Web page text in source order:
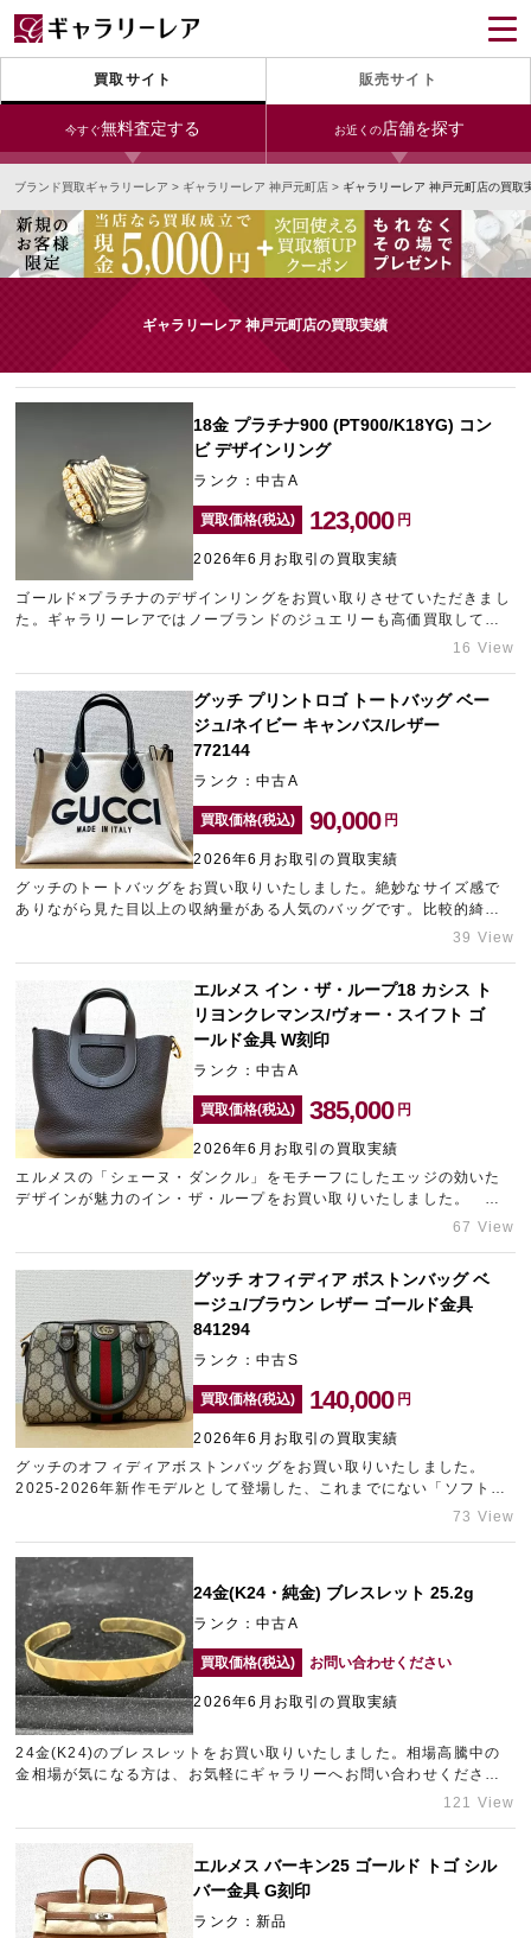
買取サイト 販売サイト
今すぐ無料査定する お近くの店舗を探す
今すぐLINE査定
24時間受付（対応時間10:00～19:00）
宅配買取を申し込む
無料の宅配キットをお届けします
今すぐ電話査定
受付時間 10:00～19:00
銀座本店 青山表参道店 新宿東口店
小田急新宿店
心斎橋本店 東心斎橋店
なんば店 神戸元町(三宮)店 LAB大阪
中野ブロードウェイ
宅配買取を申し込む
無料の宅配キットをお届けします
ブランド買取ギャラリーレア > ギャラリーレア 神戸元町店 > ギャラリーレア 神戸元町店の買取
ギャラリーレア 神戸元町店の買取実績
18金 プラチナ900 (PT900/K18YG) コン
ビ デザインリング
ランク：中古A
買取価格(税込) 123,000 円
2026年6月お取引の買取実績
ゴールド×プラチナのデザインリングをお買い取りさせていただきまし
た。ギャラリーレアではノーブランドのジュエリーも高価買取してい
ます。一時期に比べ、ゴールドもプラチナも価格が落ち着いてきてい
16 View
グッチ プリントロゴ トートバッグ ベー
ジュ/ネイビー キャンバス/レザー
772144
ランク：中古A
買取価格(税込) 90,000 円
2026年6月お取引の買取実績
グッチのトートバッグをお買い取りいたしました。絶妙なサイズ感で
ありながら見た目以上の収納量がある人気のバッグです。比較的綺麗
な状態でしたので、精一杯の金額をご提示させていただきました。今
ブランド品の売却をご検討中の方は、元町エリアのブランド買取店
「ギャラリーレア神戸元町店」にお問い合わせください。
39 View
エルメス イン・ザ・ループ18 カシス ト
リヨンクレマンス/ヴォー・スイフト ゴ
ールド金具 W刻印
ランク：中古A
買取価格(税込) 385,000 円
2026年6月お取引の買取実績
エルメスの「シェーヌ・ダンクル」をモチーフにしたエッジの効いた
デザインが魅力のイン・ザ・ループをお買い取りいたしました。 中
古市場でも珍しいカラーのカシスとゴールド金具の組み合わせです。
神戸エリアのブランド買取店「ギャラリーレア神戸元町店」をご利用
ください。
67 View
グッチ オフィディア ボストンバッグ ベ
ージュ/ブラウン レザー ゴールド金具
841294
ランク：中古S
買取価格(税込) 140,000 円
2026年6月お取引の買取実績
グッチのオフィディアボストンバッグをお買い取りいたしました。
2025-2026年新作モデルとして登場した、これまでにない「ソフトで
革新的な質感」がプラスされた人気バッグです。他のブランド品とま
へお気軽にお持ち込みくださいませ。
73 View
24金(K24・純金) ブレスレット 25.2g
ランク：中古A
買取価格(税込) お問い合わせください
2026年6月お取引の買取実績
24金(K24)のブレスレットをお買い取りいたしました。相場高騰中の
金相場が気になる方は、お気軽にギャラリーへお問い合わせください
ませ。お使いになられていないジュエリーの売却をご検討中の方は、
121 View
エルメス バーキン25 ゴールド トゴ シル
バー金具 G刻印
ランク：新品